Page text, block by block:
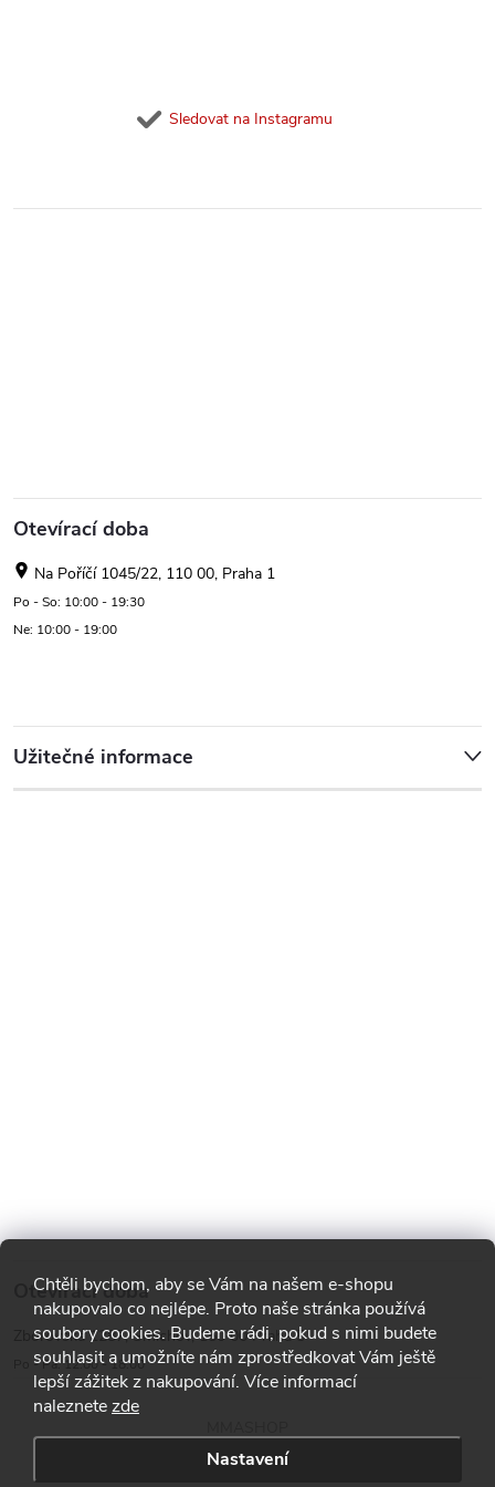
Chtěli bychom, aby se Vám na našem e-shopu
nakupovalo co nejlépe. Proto naše stránka používá
soubory cookies. Budeme rádi, pokud s nimi budete
souhlasit a umožníte nám zprostředkovat Vám ještě
lepší zážitek z nakupování. Více informací
naleznetezde
Nastavení
Sledovat na Instagramu
Otevírací doba
Na Poříčí 1045/22, 110 00, Praha 1
Po - So: 10:00 - 19:30
Ne: 10:00 - 19:00
Užitečné informace
Otevírací doba
Zborovská 1287, Smíchov, 150 00 Praha 5
Po - Pá: 12:00 - 18:00